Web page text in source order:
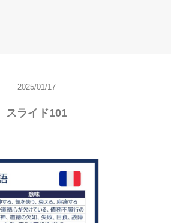
2025/01/17
スライド101